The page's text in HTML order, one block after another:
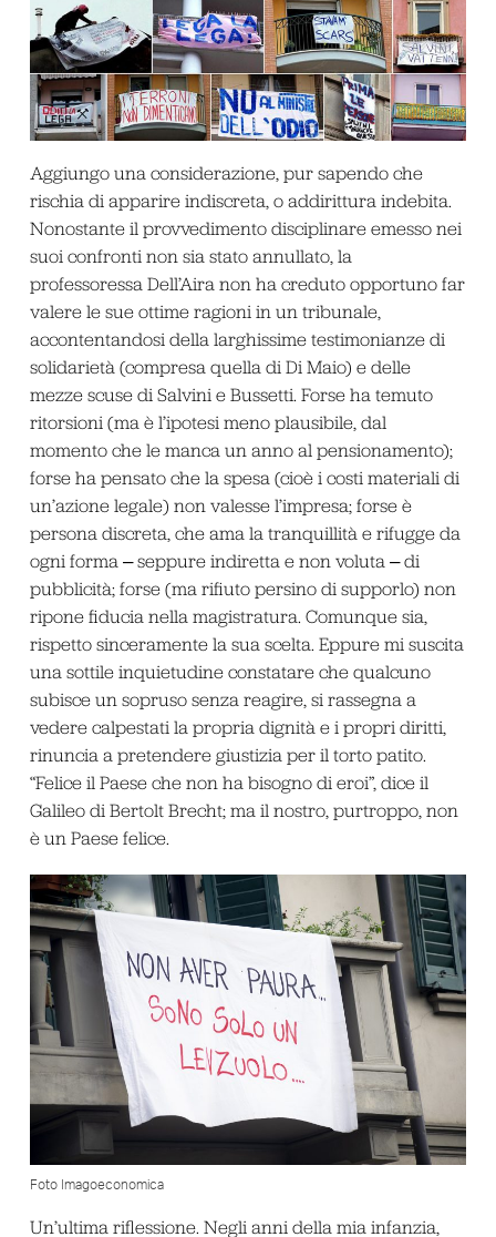
Aggiungo una considerazione, pur sapendo che
rischia di apparire indiscreta, o addirittura indebita.
Nonostante il provvedimento disciplinare emesso nei
suoi confronti non sia stato annullato, la
professoressa Dell’Aira non ha creduto opportuno far
valere le sue ottime ragioni in un tribunale,
accontentandosi della larghissime testimonianze di
solidarietà (compresa quella di Di Maio) e delle
mezze scuse di Salvini e Bussetti. Forse ha temuto
ritorsioni (ma è l’ipotesi meno plausibile, dal
momento che le manca un anno al pensionamento);
forse ha pensato che la spesa (cioè i costi materiali di
un’azione legale) non valesse l’impresa; forse è
persona discreta, che ama la tranquillità e rifugge da
ogni forma ‒ seppure indiretta e non voluta ‒ di
pubblicità; forse (ma rifiuto persino di supporlo) non
ripone fiducia nella magistratura. Comunque sia,
rispetto sinceramente la sua scelta. Eppure mi suscita
una sottile inquietudine constatare che qualcuno
subisce un sopruso senza reagire, si rassegna a
vedere calpestati la propria dignità e i propri diritti,
rinuncia a pretendere giustizia per il torto patito.
“Felice il Paese che non ha bisogno di eroi”, dice il
Galileo di Bertolt Brecht; ma il nostro, purtroppo, non
è un Paese felice.
Foto Imagoeconomica
Un’ultima riflessione. Negli anni della mia infanzia,